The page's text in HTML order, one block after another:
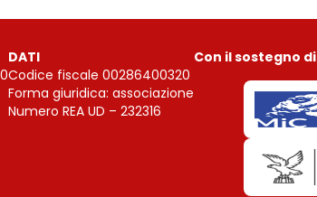
DATI
Codice fiscale 00286400320
Forma giuridica: associazione
Numero REA UD – 232316
Con il sostegno di